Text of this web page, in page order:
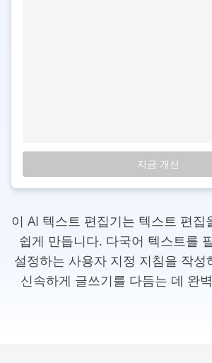
지금 개선
이 AI 텍스트 편집기는 텍스트 편집
쉽게 만듭니다. 다국어 텍스트를
설정하는 사용자 지정 지침을 작성
신속하게 글쓰기를 다듬는 데 완